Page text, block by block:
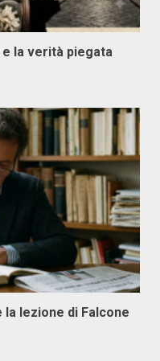
la verità piegata
la lezione di Falcone